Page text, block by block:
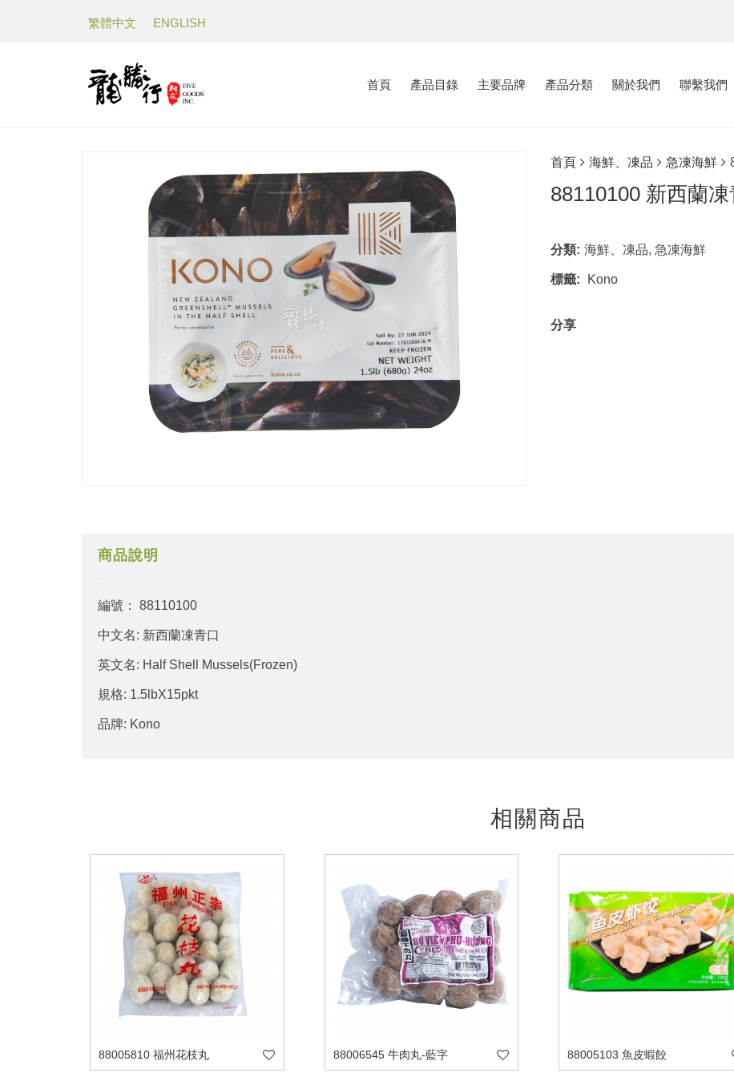
繁體中文 ENGLISH
首頁 產品目錄 主要品牌 產品分類 關於我們 聯繫我們
首頁 海鮮、凍品 急凍海鮮
88110100 新西蘭凍
分類: 海鮮、凍品, 急凍海鮮
標籤: Kono
分享
商品說明
編號： 88110100
中文名: 新西蘭凍青口
英文名: Half Shell Mussels(Frozen)
規格: 1.5lbX15pkt
品牌: Kono
相關商品
88005810 福州花枝丸 88006545 牛肉丸-藍字 88005103 魚皮蝦餃